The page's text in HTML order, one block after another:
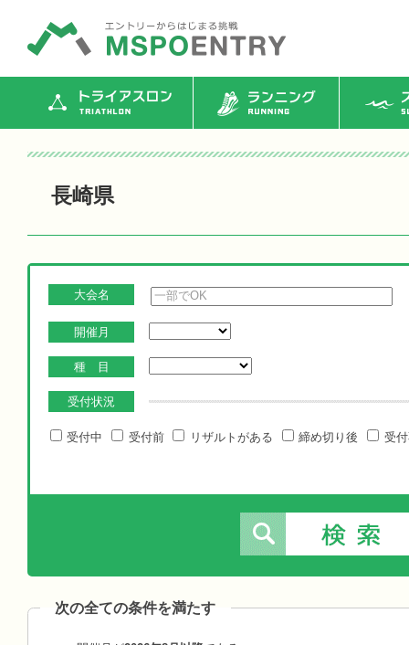
トライアスロン ランニング ス
長崎県
大会名
開催月
種 目
受付状況
受付中 受付前 リザルトがある 締め切り後 受
次の全ての条件を満たす